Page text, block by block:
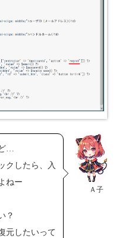
Ａ子
…
クしたら、入
ねー
？
元したいって